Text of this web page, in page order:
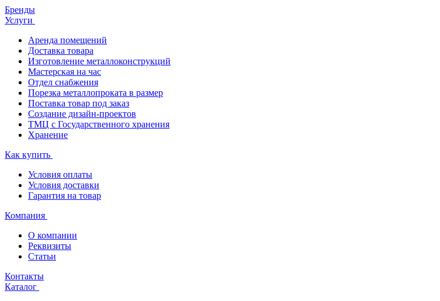
Бренды
Услуги
Аренда помещений
Доставка товара
Изготовление металлоконструкций
Мастерская на час
Отдел снабжения
Порезка металлопроката в размер
Поставка товар под заказ
Создание дизайн-проектов
ТМЦ с Государственного хранения
Хранение
Как купить
Условия оплаты
Условия доставки
Гарантия на товар
Компания
О компании
Реквизиты
Статьи
Контакты
Каталог